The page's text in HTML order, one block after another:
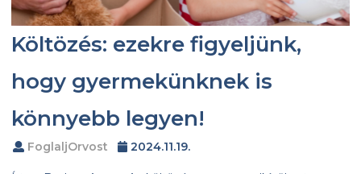
Költözés: ezekre figyeljünk,
hogy gyermekünknek is
könnyebb legyen!
FoglaljOrvost 2024.11.19.